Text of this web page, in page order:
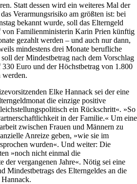
Statt dessen wird ein weiteres Mal der
Verarmungsrisiko am größten ist: bei
bekannt wurde, soll das Elterngeld
von Familienministerin Karin Prien künftig
gezahlt werden – und auch nur dann,
mindestens drei Monate berufliche
der Mindestbetrag nach dem Vorschlag
Euro und der Höchstbetrag von 1.800
werden.
Elke Hannack sei der eine
die einzige positive
ein Rückschritt«. »So
in der Familie.« Um eine
zwischen Frauen und Männern zu
Anreize geben, »wie sie im
wurden«. Und weiter: Die
»noch nicht einmal die
der vergangenen Jahre«. Nötig sei eine
Mindestbetrags des Elterngeldes an die